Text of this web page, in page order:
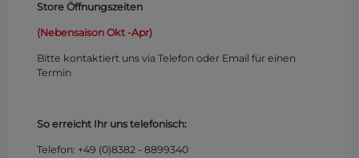
Store Öffnungszeiten
(Nebensaison Okt -Apr)
Bitte kontaktiert uns via Telefon oder Email für einen
Termin
So erreicht Ihr uns telefonisch:
Telefon: +49 (0)8382 - 8899340